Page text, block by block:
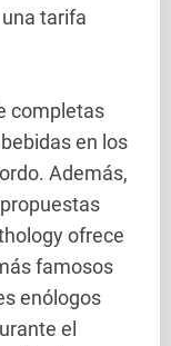
tarifa
completas
en los
Además,
ofrece
famosos
enólogos
el